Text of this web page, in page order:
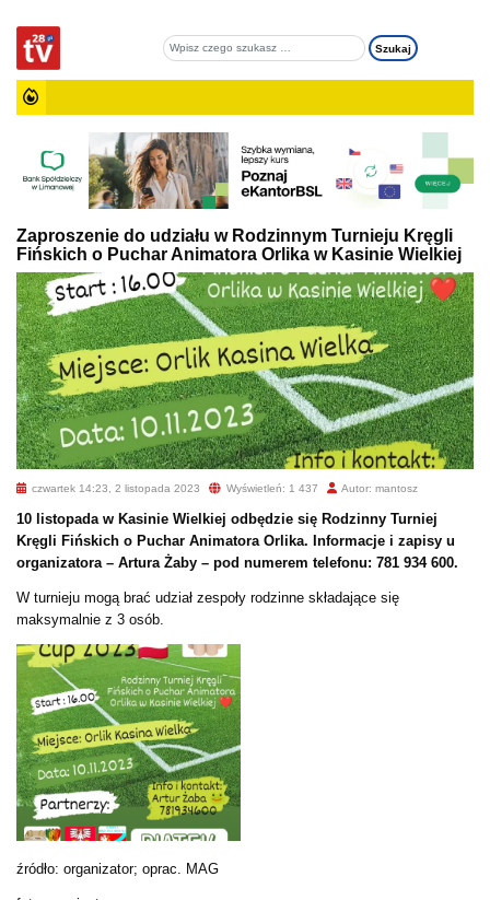
Zaproszenie do udziału w Rodzinnym Turnieju Kręgli
Fińskich o Puchar Animatora Orlika w Kasinie Wielkiej
czwartek 14:23, 2 listopada 2023 Wyświetleń: 1 437 Autor: mantosz
10 listopada w Kasinie Wielkiej odbędzie się Rodzinny Turniej
Kręgli Fińskich o Puchar Animatora Orlika. Informacje i zapisy u
organizatora – Artura Żaby – pod numerem telefonu: 781 934 600.
W turnieju mogą brać udział zespoły rodzinne składające się
maksymalnie z 3 osób.
źródło: organizator; oprac. MAG